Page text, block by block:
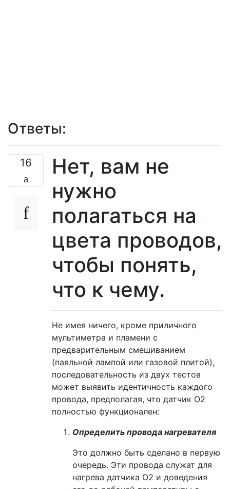
Ответы:
16
Нет, вам не
нужно
полагаться на
цвета проводов,
чтобы понять,
что к чему.
Не имея ничего, кроме приличного
мультиметра и пламени с
предварительным смешиванием
(паяльной лампой или газовой плитой),
последовательность из двух тестов
может выявить идентичность каждого
провода, предполагая, что датчик O2
полностью функционален:
Определить провода нагревателя
Это должно быть сделано в первую
очередь. Эти провода служат для
нагрева датчика O2 и доведения